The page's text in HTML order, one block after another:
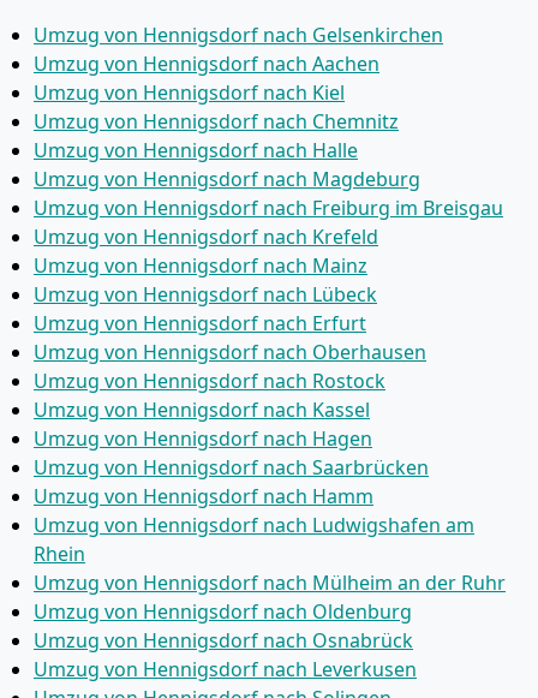
Umzug von Hennigsdorf nach Gelsenkirchen
Umzug von Hennigsdorf nach Aachen
Umzug von Hennigsdorf nach Kiel
Umzug von Hennigsdorf nach Chemnitz
Umzug von Hennigsdorf nach Halle
Umzug von Hennigsdorf nach Magdeburg
Umzug von Hennigsdorf nach Freiburg im Breisgau
Umzug von Hennigsdorf nach Krefeld
Umzug von Hennigsdorf nach Mainz
Umzug von Hennigsdorf nach Lübeck
Umzug von Hennigsdorf nach Erfurt
Umzug von Hennigsdorf nach Oberhausen
Umzug von Hennigsdorf nach Rostock
Umzug von Hennigsdorf nach Kassel
Umzug von Hennigsdorf nach Hagen
Umzug von Hennigsdorf nach Saarbrücken
Umzug von Hennigsdorf nach Hamm
Umzug von Hennigsdorf nach Ludwigshafen am
Rhein
Umzug von Hennigsdorf nach Mülheim an der Ruhr
Umzug von Hennigsdorf nach Oldenburg
Umzug von Hennigsdorf nach Osnabrück
Umzug von Hennigsdorf nach Leverkusen